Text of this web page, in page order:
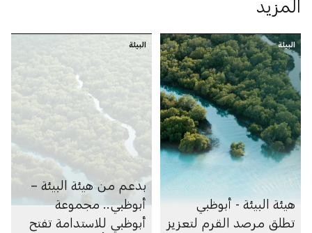
المزيد
البيئة
هيئة البيئة - أبوظبي
تطلق مرصد القرم لتعزيز
البيئة
بدعم من هيئة البيئة –
أبوظبي.. مجموعة
أبوظبي للاستدامة تفتح